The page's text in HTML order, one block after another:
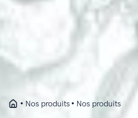
Nos produits Nos produits